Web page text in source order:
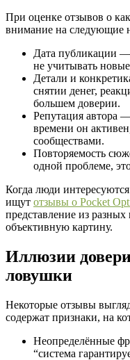
При оценке отзывов о
внимание на следующие
Дата публикации
не учитывать
Детали и
снятии денег,
большем доверии.
Репутация автора
времени он
сообществами.
Повторяемость
одной проблеме,
Когда люди
ищут отзывы о Pocket
представление из
объективную картину.
Иллюзии
ловушки
Некоторые отзывы
содержат признаки, на
Неопределённые
“система